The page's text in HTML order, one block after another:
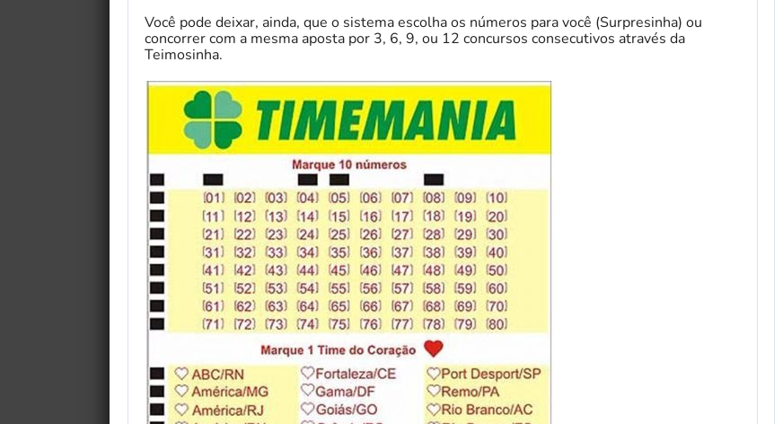
Você pode deixar, ainda, que o sistema escolha os números para você (Surpresinha) ou
concorrer com a mesma aposta por 3, 6, 9, ou 12 concursos consecutivos através da
Teimosinha.